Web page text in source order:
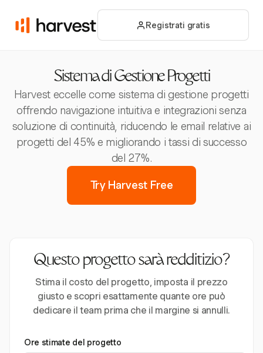
Registrati gratis
Sistema di Gestione Progetti
Harvest eccelle come sistema di gestione progetti
offrendo navigazione intuitiva e integrazioni senza
soluzione di continuità, riducendo le email relative ai
progetti del 45% e migliorando i tassi di successo
del 27%.
Try Harvest Free
Questo progetto sarà redditizio?
Stima il costo del progetto, imposta il prezzo
giusto e scopri esattamente quante ore può
dedicare il team prima che il margine si annulli.
Ore stimate del progetto